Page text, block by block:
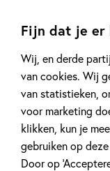
Fijn dat je er
Wij, en derde
van cookies. Wij
van statistieken,
voor marketing
klikken, kun je
gebruiken op
Door op
20 APRIL 2026
Oplossing ‘De
puzzel!
Lees meer